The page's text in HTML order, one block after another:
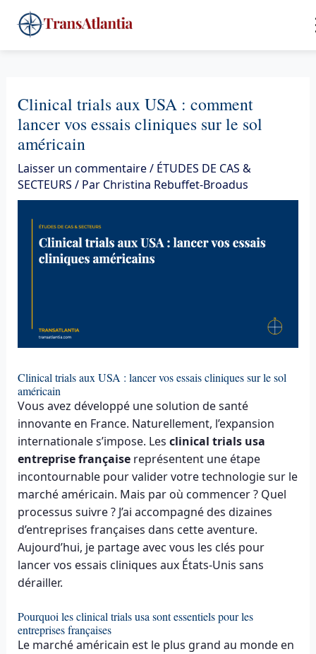
au
contenu
Clinical trials aux USA : comment
lancer vos essais cliniques sur le sol
américain
Laisser un commentaire/ ÉTUDES DE CAS &
SECTEURS / Par Christina Rebuffet-Broadus
Clinical trials aux USA : lancer vos essais cliniques sur le sol
américain
Vous avez développé une solution de santé
innovante en France. Naturellement, l’expansion
internationale s’impose. Les clinical trials usa
entreprise françaisereprésentent une étape
incontournable pour valider votre technologie sur le
marché américain. Mais par où commencer ? Quel
processus suivre ? J’ai accompagné des dizaines
d’entreprises françaises dans cette aventure.
Aujourd’hui, je partage avec vous les clés pour
lancer vos essais cliniques aux États-Unis sans
dérailler.
Pourquoi les clinical trials usa sont essentiels pour les
entreprises françaises
Le marché américain est le plus grand au monde en